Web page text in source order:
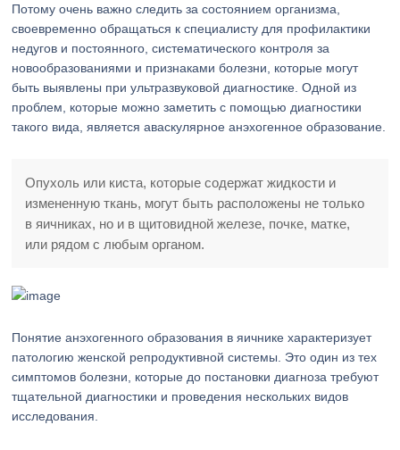
Потому очень важно следить за состоянием организма,
своевременно обращаться к специалисту для профилактики
недугов и постоянного, систематического контроля за
новообразованиями и признаками болезни, которые могут
быть выявлены при ультразвуковой диагностике. Одной из
проблем, которые можно заметить с помощью диагностики
такого вида, является аваскулярное анэхогенное образование.
Опухоль или киста, которые содержат жидкости и
измененную ткань, могут быть расположены не только
в яичниках, но и в щитовидной железе, почке, матке,
или рядом с любым органом.
Понятие анэхогенного образования в яичнике характеризует
патологию женской репродуктивной системы. Это один из тех
симптомов болезни, которые до постановки диагноза требуют
тщательной диагностики и проведения нескольких видов
исследования.